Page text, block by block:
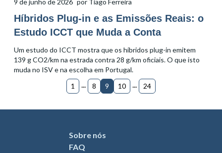
9 de junho de 2026 por Tiago Ferreira
Híbridos Plug-in e as Emissões Reais: o
Estudo ICCT que Muda a Conta
Um estudo do ICCT mostra que os híbridos plug-in emitem
139 g CO2/km na estrada contra 28 g/km oficiais. O que isto
muda no ISV e na escolha em Portugal.
1
... 8 9 10 ... 24
Sobre nós
FAQ